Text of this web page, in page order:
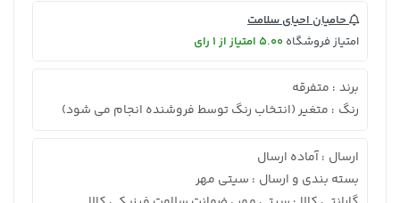
حامیان احیای سلامت
امتیاز فروشگاه 5.00 امتیاز از 1 رای
برند : متفرقه
رنگ : متغیر (انتخاب رنگ توسط فروشنده انجام می شود)
ارسال : آماده ارسال
بسته بندی و ارسال : سیتی مهر